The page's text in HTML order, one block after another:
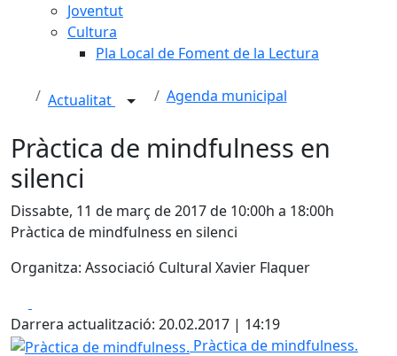
Joventut
Cultura
Pla Local de Foment de la Lectura
Actualitat Agenda municipal
Pràctica de mindfulness en
silenci
Dissabte, 11 de març de 2017 de 10:00h a 18:00h
Pràctica de mindfulness en silenci
Organitza: Associació Cultural Xavier Flaquer
Darrera actualització: 20.02.2017 | 14:19
Pràctica de mindfulness.
Pràctica de mindfulness.